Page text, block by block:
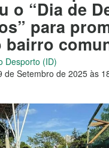
o “Dia de
para
bairro
Desporto (ID)
de Setembro de 2025 às